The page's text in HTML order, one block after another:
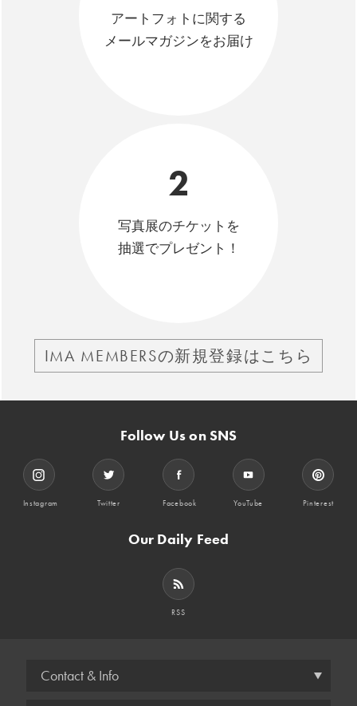
アートフォトに関する
メールマガジンをお届け
2
写真展のチケットを
抽選でプレゼント！
IMA MEMBERSの新規登録はこちら
Follow Us on SNS
Instagram Twitter Facebook YouTube Pinterest
Our Daily Feed
RSS
Contact & Info